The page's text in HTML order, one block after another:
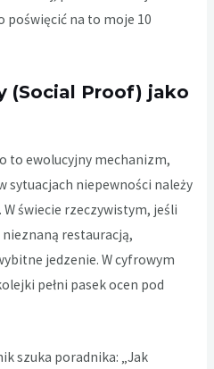
poświęcić na to moje 10
(Social Proof) jako
to ewolucyjny mechanizm,
sytuacjach niepewności należy
świecie rzeczywistym, jeśli
restauracją,
jedzenie. W cyfrowym
pełni pasek ocen pod
szuka poradnika: „Jak